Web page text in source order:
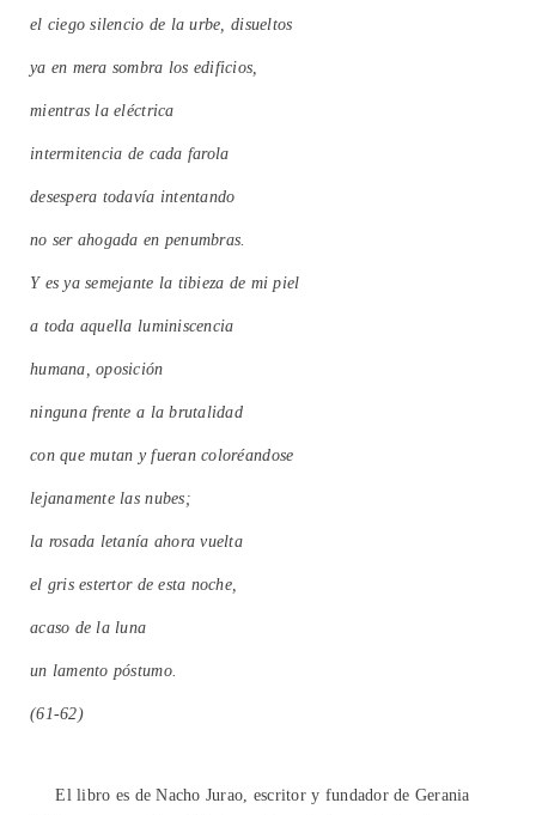
el ciego silencio de la urbe, disueltos
ya en mera sombra los edificios,
mientras la eléctrica
intermitencia de cada farola
desespera todavía intentando
no ser ahogada en penumbras.
Y es ya semejante la tibieza de mi piel
a toda aquella luminiscencia
humana, oposición
ninguna frente a la brutalidad
con que mutan y fueran coloréandose
lejanamente las nubes;
la rosada letanía ahora vuelta
el gris estertor de esta noche,
acaso de la luna
un lamento póstumo.
(61-62)
El libro es de Nacho Jurao, escritor y fundador de Gerania